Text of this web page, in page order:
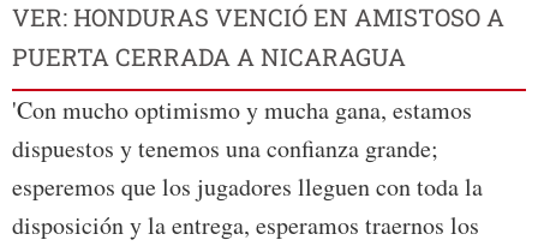
VER: HONDURAS VENCIÓ EN AMISTOSO A
PUERTA CERRADA A NICARAGUA
'Con mucho optimismo y mucha gana, estamos
dispuestos y tenemos una confianza grande;
esperemos que los jugadores lleguen con toda la
disposición y la entrega, esperamos traernos los